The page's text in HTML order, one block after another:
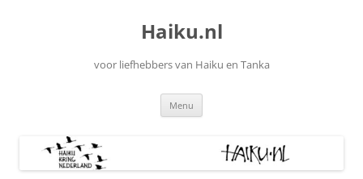
Haiku.nl
voor liefhebbers van Haiku en Tanka
Menu